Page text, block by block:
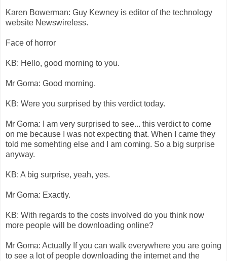
Karen Bowerman: Guy Kewney is editor of the technology
website Newswireless.
Face of horror
KB: Hello, good morning to you.
Mr Goma: Good morning.
KB: Were you surprised by this verdict today.
Mr Goma: I am very surprised to see... this verdict to come
on me because I was not expecting that. When I came they
told me somehting else and I am coming. So a big surprise
anyway.
KB: A big surprise, yeah, yes.
Mr Goma: Exactly.
KB: With regards to the costs involved do you think now
more people will be downloading online?
Mr Goma: Actually If you can walk everywhere you are going
to see a lot of people downloading the internet and the